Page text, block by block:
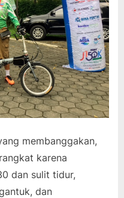
membanggakan,
karena
dan sulit tidur,
dan